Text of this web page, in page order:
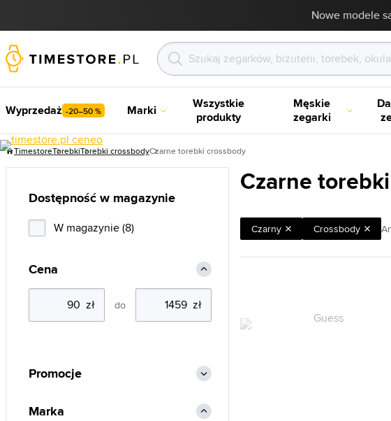
Nowe modele
Wyprzedaż -20–50 % Marki
Wszystkie
produkty
Męskie
zegarki
TimestoreTorebkiTorebki crossbodyCzarne torebki crossbody
Czarne
Czarny Crossbody
Dostępność w magazynie
W magazynie (8)
Cena
do
Promocje
Marka